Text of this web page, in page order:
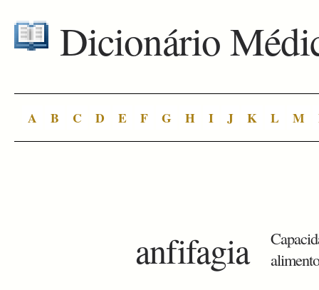
Dicionário
A B C D E F G H I J K L M
anfifagia